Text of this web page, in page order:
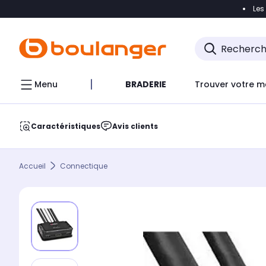
Accéder
Menu BRADERIE Trouver votre
Caractéristiques Avis clients
Accueil Connectique